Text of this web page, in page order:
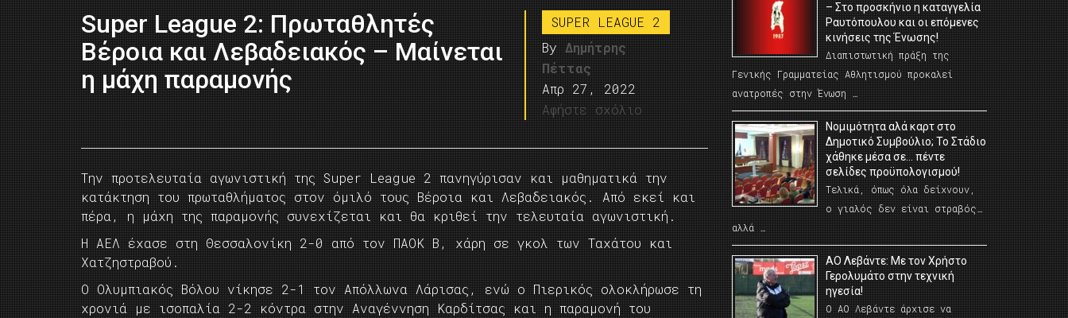
Super League 2: Πρωταθλητές
Βέροια και Λεβαδειακός – Μαίνεται
η μάχη παραμονής
SUPER LEAGUE 2
By Δημήτρης
Πέττας
Απρ 27, 2022
Αφήστε σχόλιο
Την προτελευταία αγωνιστική της Super League 2 πανηγύρισαν και μαθηματικά την
κατάκτηση του πρωταθλήματος στον όμιλό τους Βέροια και Λεβαδειακός. Από εκεί και
πέρα, η μάχη της παραμονής συνεχίζεται και θα κριθεί την τελευταία αγωνιστική.
Η ΑΕΛ έχασε στη Θεσσαλονίκη 2-0 από τον ΠΑΟΚ Β, χάρη σε γκολ των Ταχάτου και
Χατζηστραβού.
Ο Ολυμπιακός Βόλου νίκησε 2-1 τον Απόλλωνα Λάρισας, ενώ ο Πιερικός ολοκλήρωσε τη
χρονιά με ισοπαλία 2-2 κόντρα στην Αναγέννηση Καρδίτσας και η παραμονή του
– Στο προσκήνιο η καταγγελία
Ραυτόπουλου και οι επόμενες
κινήσεις της Ένωσης!
Διαπιστωτική πράξη της
Γενικής Γραμματείας Αθλητισμού προκαλεί
ανατροπές στην Ένωση …
Νομιμότητα αλά καρτ στο
Δημοτικό Συμβούλιο; Το Στάδιο
χάθηκε μέσα σε… πέντε
σελίδες προϋπολογισμού!
Τελικά, όπως όλα δείχνουν,
ο γιαλός δεν είναι στραβός…
αλλά …
ΑΟ Λεβάντε: Με τον Χρήστο
Γερολυμάτο στην τεχνική
ηγεσία!
Ο ΑΟ Λεβάντε άρχισε να